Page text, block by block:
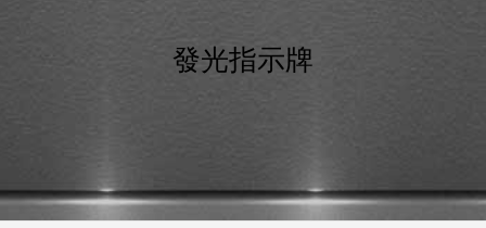
發光指示牌